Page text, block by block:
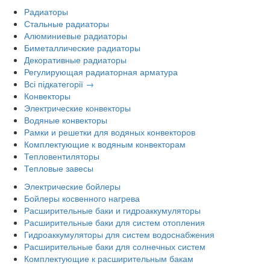
Радиаторы
Стальные радиаторы
Алюминиевые радиаторы
Биметаллические радиаторы
Декоративные радиаторы
Регулирующая радиаторная арматура
Всі підкатегорії →
Конвекторы
Электрические конвекторы
Водяные конвекторы
Рамки и решетки для водяных конвекторов
Комплектующие к водяным конвекторам
Тепловентиляторы
Тепловые завесы
Электрические бойлеры
Бойлеры косвенного нагрева
Расширительные баки и гидроаккумуляторы
Расширительные баки для систем отопления
Гидроаккумуляторы для систем водоснабжения
Расширительные баки для солнечных систем
Комплектующие к расширительным бакам